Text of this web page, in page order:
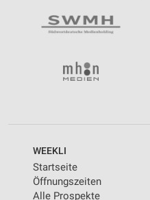
WEEKLI
Startseite
Öffnungszeiten
Alle Prospekte